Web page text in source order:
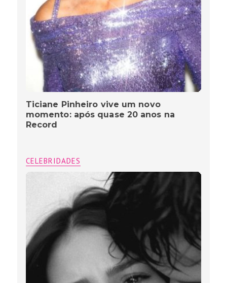
Ticiane Pinheiro vive um novo
momento: após quase 20 anos na
Record
CELEBRIDADES